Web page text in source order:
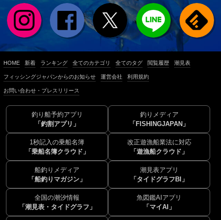
HOME 新着 ランキング 全てのカテゴリ 全てのタグ 閲覧履歴 潮見表
フィッシングジャパンからのお知らせ 運営会社 利用規約
お問い合わせ・プレスリリース
釣り船予約アプリ
「釣割アプリ」
釣りメディア
「FISHINGJAPAN」
1秒記入の乗船名簿
「乗船名簿クラウド」
改正遊漁船業法に対応
「遊漁船クラウド」
船釣りメディア
「船釣りマガジン」
潮見表アプリ
「タイドグラフBI」
全国の潮汐情報
「潮見表・タイドグラフ」
魚図鑑AIアプリ
「マイAI」